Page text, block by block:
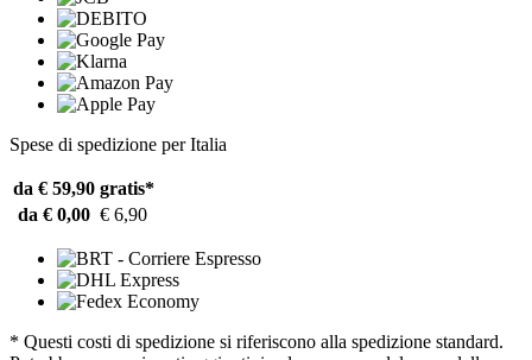
Spese di spedizione per Italia
da € 59,90 gratis*
da € 0,00 € 6,90
* Questi costi di spedizione si riferiscono alla spedizione standard.